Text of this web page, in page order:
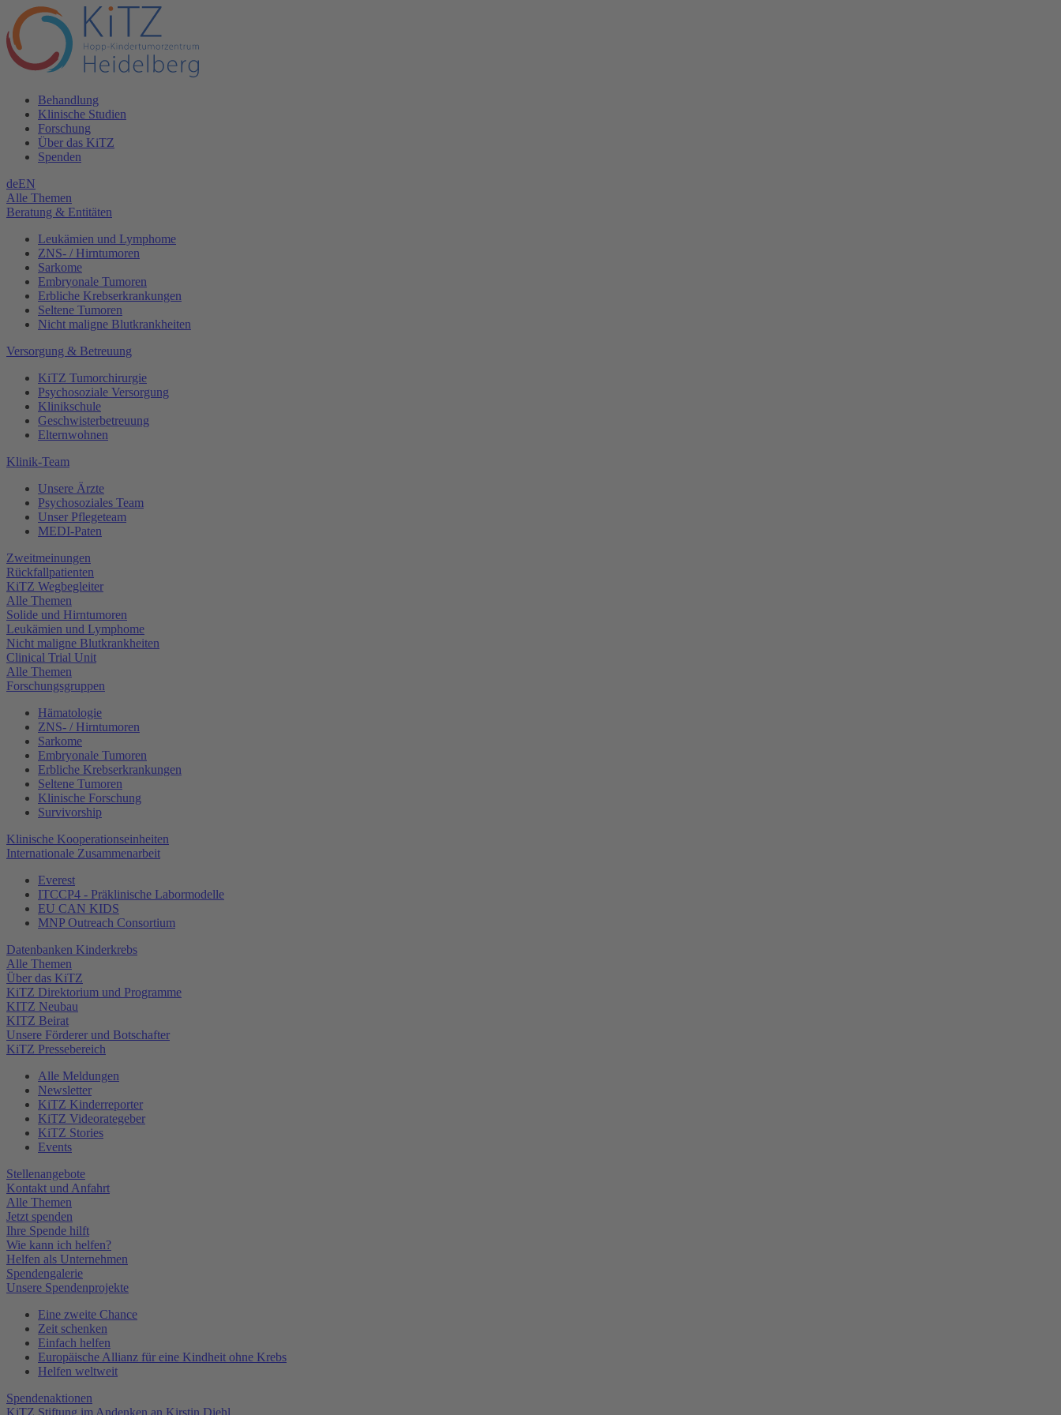
Behandlung
Klinische Studien
Forschung
Über das KiTZ
Spenden
deEN
Alle Themen
Beratung & Entitäten
Leukämien und Lymphome
ZNS- / Hirntumoren
Sarkome
Embryonale Tumoren
Erbliche Krebserkrankungen
Seltene Tumoren
Nicht maligne Blutkrankheiten
Versorgung & Betreuung
KiTZ Tumorchirurgie
Psychosoziale Versorgung
Klinikschule
Geschwisterbetreuung
Elternwohnen
Klinik-Team
Unsere Ärzte
Psychosoziales Team
Unser Pflegeteam
MEDI-Paten
Zweitmeinungen
Rückfallpatienten
KiTZ Wegbegleiter
Alle Themen
Solide und Hirntumoren
Leukämien und Lymphome
Nicht maligne Blutkrankheiten
Clinical Trial Unit
Alle Themen
Forschungsgruppen
Hämatologie
ZNS- / Hirntumoren
Sarkome
Embryonale Tumoren
Erbliche Krebserkrankungen
Seltene Tumoren
Klinische Forschung
Survivorship
Klinische Kooperationseinheiten
Internationale Zusammenarbeit
Everest
ITCCP4 - Präklinische Labormodelle
EU CAN KIDS
MNP Outreach Consortium
Datenbanken Kinderkrebs
Alle Themen
Über das KiTZ
KiTZ Direktorium und Programme
KITZ Neubau
KITZ Beirat
Unsere Förderer und Botschafter
KiTZ Pressebereich
Alle Meldungen
Newsletter
KiTZ Kinderreporter
KiTZ Videorategeber
KiTZ Stories
Events
Stellenangebote
Kontakt und Anfahrt
Alle Themen
Jetzt spenden
Ihre Spende hilft
Wie kann ich helfen?
Helfen als Unternehmen
Spendengalerie
Unsere Spendenprojekte
Eine zweite Chance
Zeit schenken
Einfach helfen
Europäische Allianz für eine Kindheit ohne Krebs
Helfen weltweit
Spendenaktionen
KiTZ Stiftung im Andenken an Kirstin Diehl